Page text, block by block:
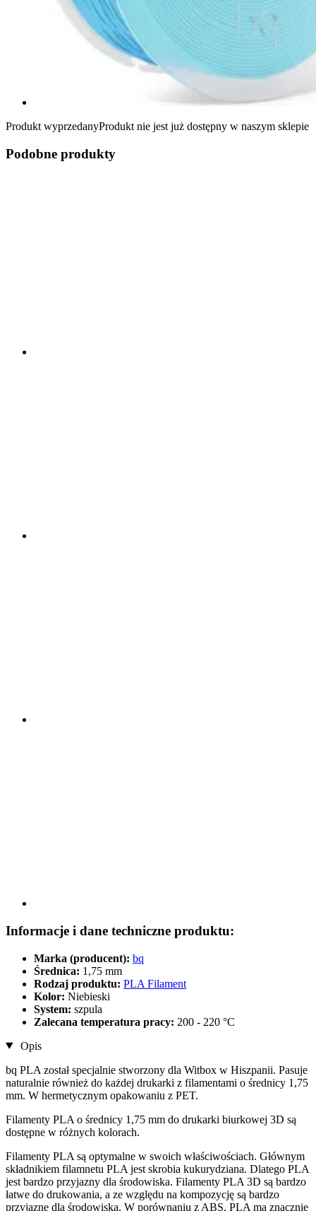
Produkt wyprzedanyProdukt nie jest już dostępny w naszym sklepie
Podobne produkty
Informacje i dane techniczne produktu:
Marka (producent): bq
Średnica: 1,75 mm
Rodzaj produktu: PLA Filament
Kolor: Niebieski
System: szpula
Zalecana temperatura pracy: 200 - 220 °C
Opis
bq PLA został specjalnie stworzony dla Witbox w Hiszpanii. Pasuje
naturalnie również do każdej drukarki z filamentami o średnicy 1,75
mm. W hermetycznym opakowaniu z PET.
Filamenty PLA o średnicy 1,75 mm do drukarki biurkowej 3D są
dostępne w różnych kolorach.
Filamenty PLA są optymalne w swoich właściwościach. Głównym
składnikiem filamnetu PLA jest skrobia kukurydziana. Dlatego PLA
jest bardzo przyjazny dla środowiska. Filamenty PLA 3D są bardzo
łatwe do drukowania, a ze względu na kompozycję są bardzo
przyjazne dla środowiska. W porównaniu z ABS, PLA ma znacznie